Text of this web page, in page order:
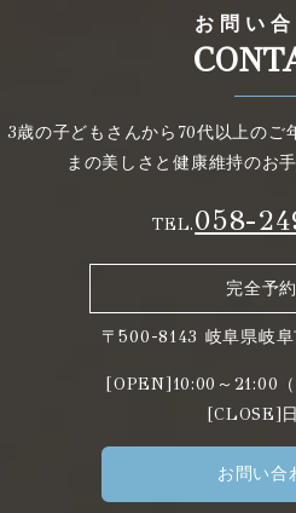
お問い
3歳の子どもさんから70代以上のご
まの美しさと健康維持のお
TEL.058-
完全予
〒500-8143 岐阜県岐
[OPEN]10:00～21:00（
[CLOSE]
お問い合